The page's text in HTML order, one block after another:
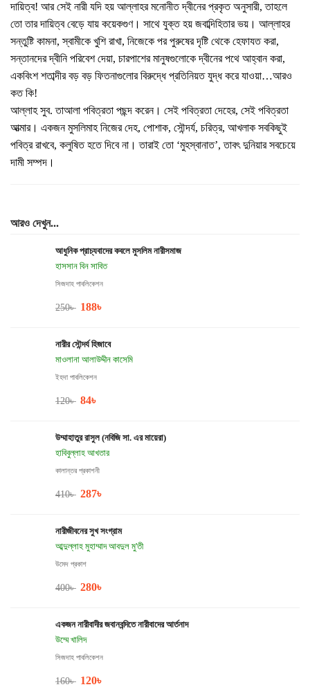
দায়িত্ব! আর সেই নারী যদি হয় আল্লাহর মনোনীত দ্বীনের প্রকৃত অনুসারী, তাহলে
তো তার দায়িত্ব বেড়ে যায় কয়েকগুণ। সাথে যুক্ত হয় জবাব্দিহিতার ভয়। আল্লাহর
সন্তুষ্টি কামনা, স্বামীকে খুশি রাখা, নিজেকে পর পুরুষের দৃষ্টি থেকে হেফাযত করা,
সন্তানদের দ্বীনি পরিবেশ দেয়া, চারপাশের মানুষগুলোকে দ্বীনের পথে আহ্বান করা,
একবিংশ শতাব্দীর বড় বড় ফিতনাগুলোর বিরুদ্ধে প্রতিনিয়ত যুদ্ধ করে যাওয়া…আরও
কত কি!
আল্লাহ সুব. তাআলা পবিত্রতা পছন্দ করেন। সেই পবিত্রতা দেহের, সেই পবিত্রতা
আত্মার। একজন মুসলিমাহ নিজের দেহ, পোশাক, সৌন্দর্য, চরিত্র, আখলাক সবকিছুই
পবিত্র রাখবে, কলুষিত হতে দিবে না। তারাই তো ‘মুহস্বানাত’, তাবৎ দুনিয়ার সবচেয়ে
দামী সম্পদ।
আরও দেখুন...
আধুনিক প্রাচ্যবাদের কবলে মুসলিম নারীসমাজ
হাসসান বিন সাবিত
সিজদাহ পাবলিকেশন
250৳ 188৳
নারীর সৌন্দর্য হিজাবে
মাওলানা আলাউদ্দীন কাসেমি
ইহদা পাবলিকেশন
120৳ 84৳
উম্মাহাতুর রাসুল (নবিজি সা. এর মায়েরা)
হাবিবুল্লাহ আখতার
কালান্তর প্রকাশনী
410৳ 287৳
নারীজীবনের সুখ সংগ্রাম
আব্দুল্লাহ মুহাম্মাদ আবদুল মু'তী
উমেদ প্রকাশ
400৳ 280৳
একজন নারীবাদীর জবানবন্দিতে নারীবাদের আর্তনাদ
উম্মে খালিদ
সিজদাহ পাবলিকেশন
160৳ 120৳